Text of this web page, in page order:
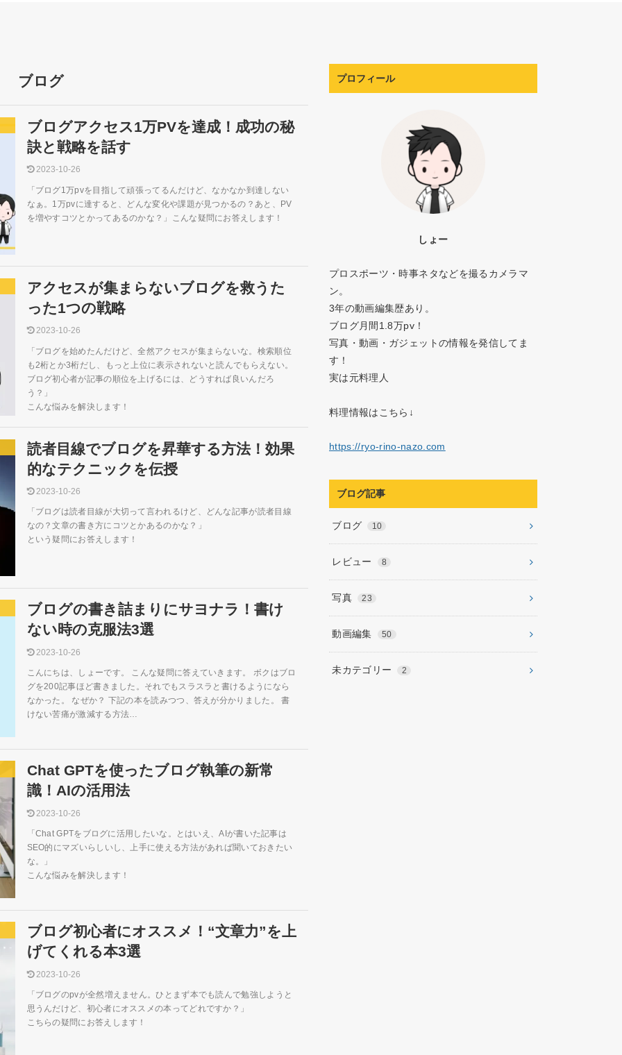
ブログ
ブログアクセス1万PVを達成！成功の秘
訣と戦略を話す
2023-10-26
「ブログ1万pvを目指して頑張ってるんだけど、なかなか到達しない
なぁ。1万pvに達すると、どんな変化や課題が見つかるの？あと、PV
を増やすコツとかってあるのかな？」こんな疑問にお答えします！
アクセスが集まらないブログを救うた
った1つの戦略
2023-10-26
「ブログを始めたんだけど、全然アクセスが集まらないな。検索順位
も2桁とか3桁だし、もっと上位に表示されないと読んでもらえない。
ブログ初心者が記事の順位を上げるには、どうすれば良いんだろ
う？」
こんな悩みを解決します！
読者目線でブログを昇華する方法！効果
的なテクニックを伝授
2023-10-26
「ブログは読者目線が大切って言われるけど、どんな記事が読者目線
なの？文章の書き方にコツとかあるのかな？」
という疑問にお答えします！
ブログの書き詰まりにサヨナラ！書け
ない時の克服法3選
2023-10-26
こんにちは、しょーです。 こんな疑問に答えていきます。 ボクはブロ
グを200記事ほど書きました。それでもスラスラと書けるようになら
なかった。 なぜか？ 下記の本を読みつつ、答えが分かりました。 書
けない苦痛が激減する方法…
Chat GPTを使ったブログ執筆の新常
識！AIの活用法
2023-10-26
「Chat GPTをブログに活用したいな。とはいえ、AIが書いた記事は
SEO的にマズいらしいし、上手に使える方法があれば聞いておきたい
な。」
こんな悩みを解決します！
ブログ初心者にオススメ！“文章力”を上
げてくれる本3選
2023-10-26
「ブログのpvが全然増えません。ひとまず本でも読んで勉強しようと
思うんだけど、初心者にオススメの本ってどれですか？」
こちらの疑問にお答えします！
プロフィール
しょー
プロスポーツ・時事ネタなどを撮るカメラマ
ン。
3年の動画編集歴あり。
ブログ月間1.8万pv！
写真・動画・ガジェットの情報を発信してま
す！
実は元料理人
料理情報はこちら↓
https://ryo-rino-nazo.com
ブログ記事
ブログ 10
レビュー 8
写真 23
動画編集 50
未カテゴリー 2